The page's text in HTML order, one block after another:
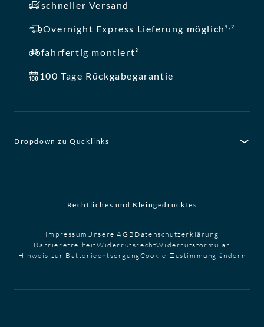
schneller Versand
Overnight Express Lieferung möglich¹,²
fahrfertig montiert³
100 Tage Rückgabegarantie
Dropdown zu Qucklinks
Rechtliches und Kleingedrucktes
Impressum Unsere AGB Datenschutzerklärung
BarrierefreiheitWiderrufsrechtWiderrufsformular
Hinweis zur BatterieentsorgungCookie-Zustimmung ändern